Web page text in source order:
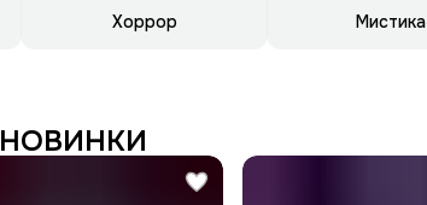
Хоррор Мистика
НОВИНКИ